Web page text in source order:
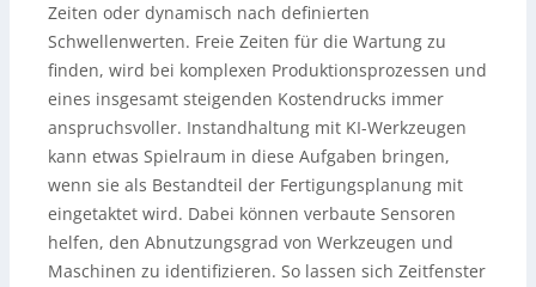
Zeiten oder dynamisch nach definierten
Schwellenwerten. Freie Zeiten für die Wartung zu
finden, wird bei komplexen Produktionsprozessen und
eines insgesamt steigenden Kostendrucks immer
anspruchsvoller. Instandhaltung mit KI-Werkzeugen
kann etwas Spielraum in diese Aufgaben bringen,
wenn sie als Bestandteil der Fertigungsplanung mit
eingetaktet wird. Dabei können verbaute Sensoren
helfen, den Abnutzungsgrad von Werkzeugen und
Maschinen zu identifizieren. So lassen sich Zeitfenster